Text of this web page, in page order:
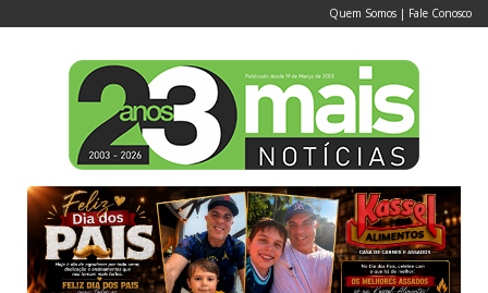
Quem Somos | Fale Conosco